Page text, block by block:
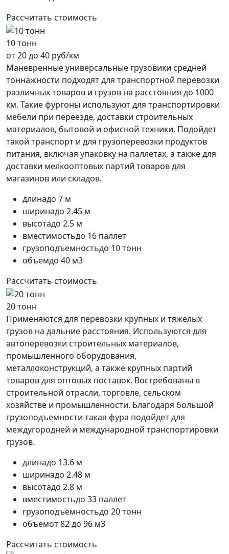
Рассчитать стоимость
10 тонн
от 20 до 40 руб/км
Маневренные универсальные грузовики средней
тоннажности подходят для транспортной перевозки
различных товаров и грузов на расстояния до 1000
км. Такие фургоны используют для транспортировки
мебели при переезде, доставки строительных
материалов, бытовой и офисной техники. Подойдет
такой транспорт и для грузоперевозки продуктов
питания, включая упаковку на паллетах, а также для
доставки мелкооптовых партий товаров для
магазинов или складов.
длинадо 7 м
ширинадо 2.45 м
высотадо 2.5 м
вместимостьдо 16 паллет
грузоподъемностьдо 10 тонн
объемдо 40 м3
Рассчитать стоимость
20 тонн
Применяются для перевозки крупных и тяжелых
грузов на дальние расстояния. Используются для
автоперевозки строительных материалов,
промышленного оборудования,
металлоконструкций, а также крупных партий
товаров для оптовых поставок. Востребованы в
строительной отрасли, торговле, сельском
хозяйстве и промышленности. Благодаря большой
грузоподъемности такая фура подойдет для
междугородней и международной транспортировки
грузов.
длинадо 13.6 м
ширинадо 2.48 м
высотадо 2.8 м
вместимостьдо 33 паллет
грузоподъемностьдо 20 тонн
объемот 82 до 96 м3
Рассчитать стоимость